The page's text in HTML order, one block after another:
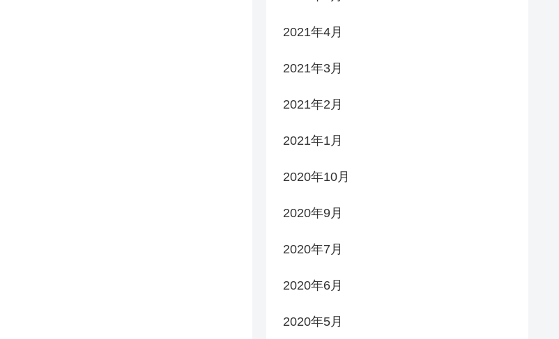
2021年4月
2021年3月
2021年2月
2021年1月
2020年10月
2020年9月
2020年7月
2020年6月
2020年5月